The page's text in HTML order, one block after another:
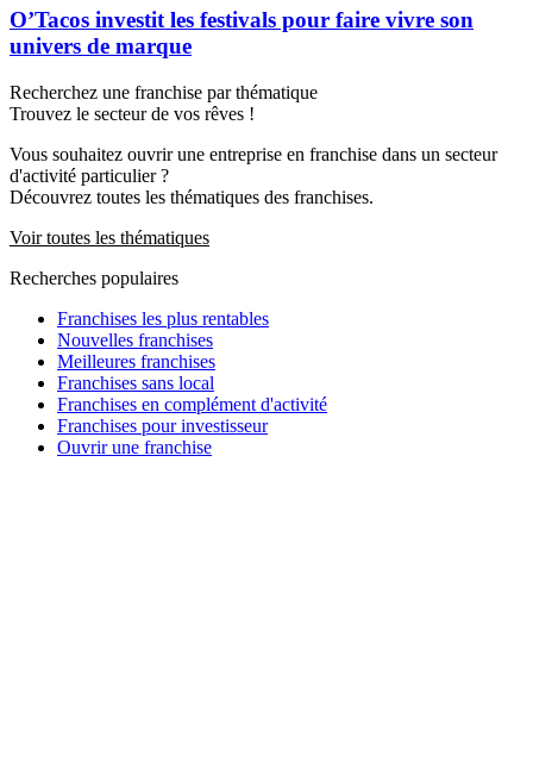
O’Tacos investit les festivals pour faire vivre son
univers de marque
Recherchez une franchise par thématique
Trouvez le secteur de vos rêves !
Vous souhaitez ouvrir une entreprise en franchise dans un secteur
d'activité particulier ?
Découvrez toutes les thématiques des franchises.
Voir toutes les thématiques
Recherches populaires
Franchises les plus rentables
Nouvelles franchises
Meilleures franchises
Franchises sans local
Franchises en complément d'activité
Franchises pour investisseur
Ouvrir une franchise